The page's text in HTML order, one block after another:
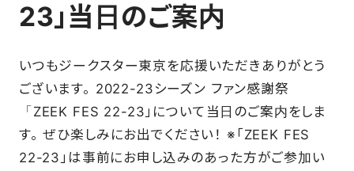
FAN CLUB
マイページはこちら
CSR
23」当日のご案内
いつもジークスター東京を応援いただきありがとう
ございます。 2022-23シーズン ファン感謝祭
「ZEEK FES 22-23」について当日のご案内をしま
す。 ぜひ楽しみにお出でください！ ※「ZEEK FES
22-23」は事前にお申し込みのあった方がご参加い